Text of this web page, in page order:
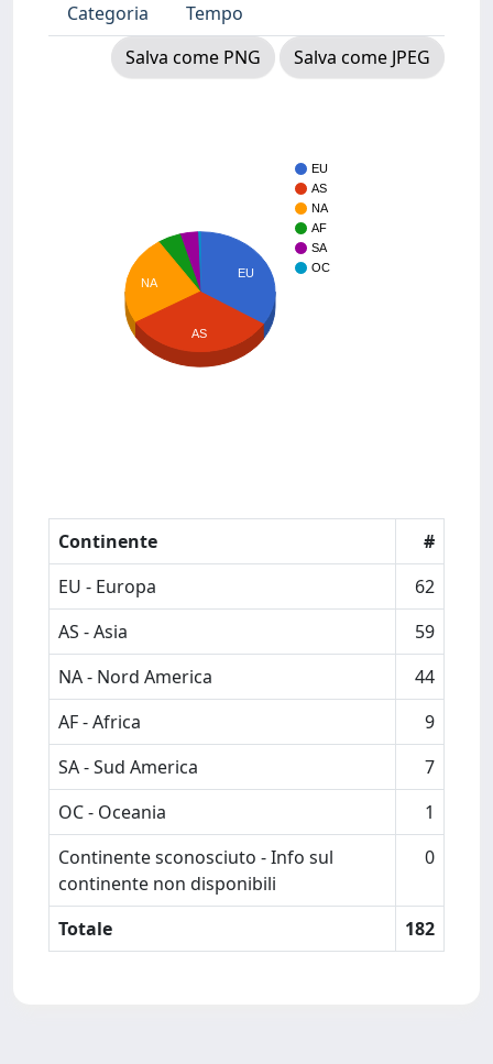
Categoria
Tempo
Salva come PNG
Salva come JPEG
EU
AS
NA
AF
SA
OC
EU
NA
AS
Continente
#
EU - Europa
62
AS - Asia
59
NA - Nord America
44
AF - Africa
9
SA - Sud America
7
OC - Oceania
1
Continente sconosciuto - Info sul
continente non disponibili
0
Totale 182